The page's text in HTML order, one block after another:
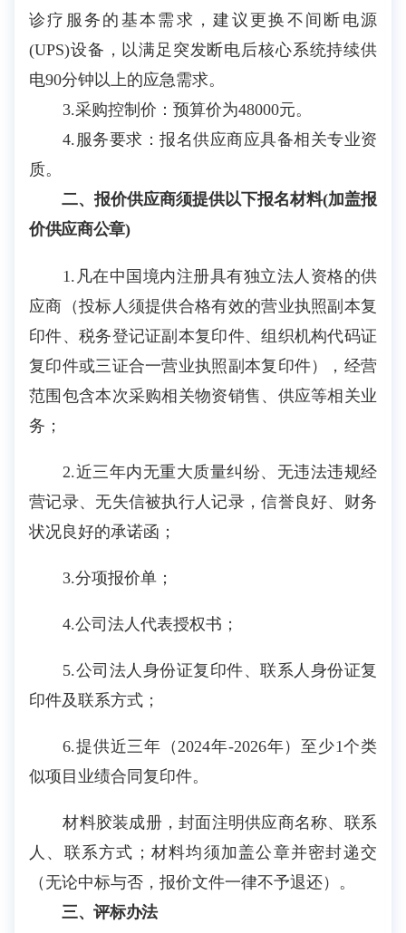
诊疗服务的基本需求，建议更换不间断电源
(UPS)设备，以满足突发断电后核心系统持续供
电90分钟以上的应急需求。
3.采购控制价：预算价为48000元。
4.服务要求：报名供应商应具备相关专业资
质。
二、报价供应商须提供以下报名材料(加盖报
价供应商公章)
1.凡在中国境内注册具有独立法人资格的供
应商（投标人须提供合格有效的营业执照副本复
印件、税务登记证副本复印件、组织机构代码证
复印件或三证合一营业执照副本复印件），经营
范围包含本次采购相关物资销售、供应等相关业
务；
2.近三年内无重大质量纠纷、无违法违规经
营记录、无失信被执行人记录，信誉良好、财务
状况良好的承诺函；
3.分项报价单；
4.公司法人代表授权书；
5.公司法人身份证复印件、联系人身份证复
印件及联系方式；
6.提供近三年（2024年-2026年）至少1个类
似项目业绩合同复印件。
材料胶装成册，封面注明供应商名称、联系
人、联系方式；材料均须加盖公章并密封递交
（无论中标与否，报价文件一律不予退还）。
三、评标办法